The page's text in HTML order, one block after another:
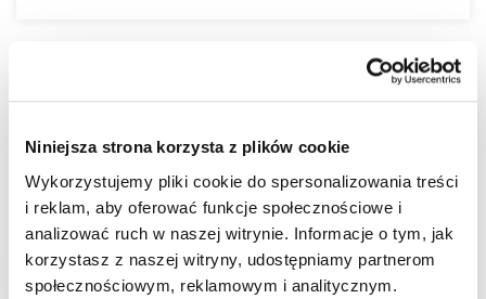
Niniejsza strona korzysta z plików cookie
Wykorzystujemy pliki cookie do spersonalizowania treści
i reklam, aby oferować funkcje społecznościowe i
analizować ruch w naszej witrynie. Informacje o tym, jak
korzystasz z naszej witryny, udostępniamy partnerom
społecznościowym, reklamowym i analitycznym.
PLAN PIĘTRA
PLAN MIESZKANIA